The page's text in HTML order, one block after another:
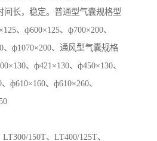
间长，稳定。普通型气囊规格型
、ф600×125、ф700×200、
、ф1070×200、通风型气囊规格
、ф421×130、ф450×130、
ф610×160、ф610×260、
150T、LT400/125T、